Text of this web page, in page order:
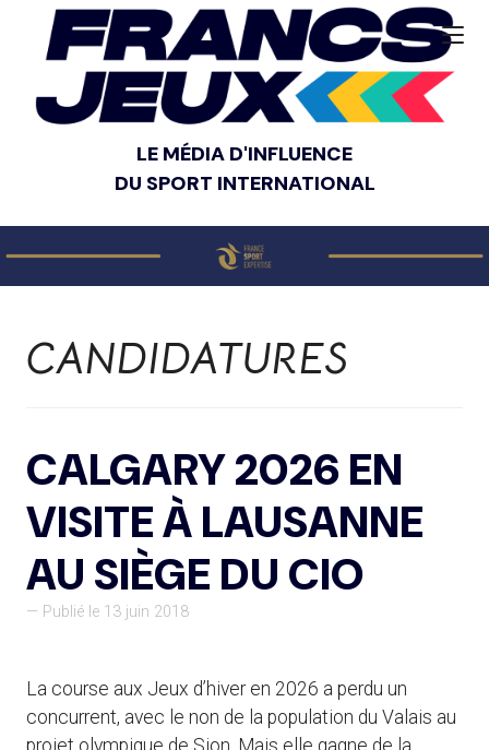
LE MÉDIA D'INFLUENCE
DU SPORT INTERNATIONAL
CANDIDATURES
CALGARY 2026 EN
VISITE À LAUSANNE
AU SIÈGE DU CIO
— Publié le 13 juin 2018
La course aux Jeux d’hiver en 2026 a perdu un
concurrent, avec le non de la population du Valais au
projet olympique de Sion. Mais elle gagne de la